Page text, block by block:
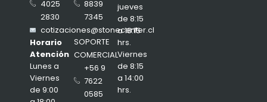
4025
2830
cotizaciones@stonecenter.cl
Horario
Atención
Lunes a
Viernes
de 9:00
8839
7345
SOPORTE
COMERCIAL
+56 9
7622
0585
jueves
de 8:15
a 18:15
hrs.
Viernes
de 8:15
a 14:00
hrs.